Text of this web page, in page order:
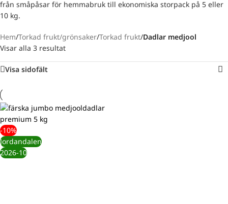
från småpåsar för hemmabruk till ekonomiska storpack på 5 eller
10 kg.
Hem/Torkad frukt/grönsaker/Torkad frukt/Dadlar medjool
Visar alla 3 resultat
Visa sidofält
-10%
Jordandalen
2026-10